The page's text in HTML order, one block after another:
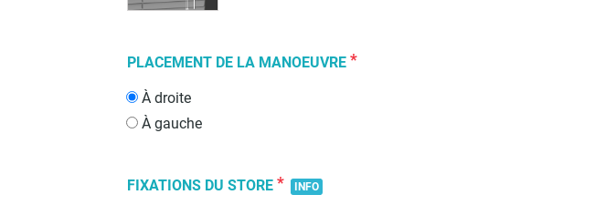
PLACEMENT DE LA MANOEUVRE *
À droite
À gauche
FIXATIONS DU STORE * INFO